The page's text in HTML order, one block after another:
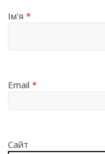
Ім'я*
Email*
Сайт